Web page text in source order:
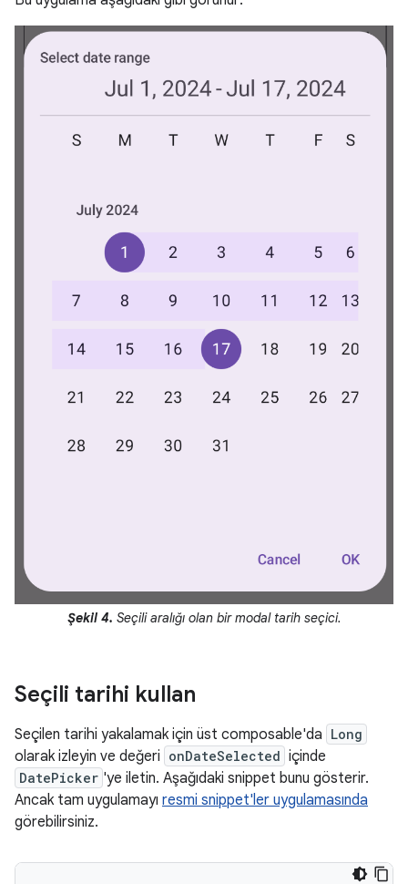
Şekil 4. Seçili aralığı olan bir modal tarih seçici.
Seçili tarihi kullan
Seçilen tarihi yakalamak için üst composable'da Long
olarak izleyin ve değeri onDateSelected içinde
DatePicker 'ye iletin. Aşağıdaki snippet bunu gösterir.
Ancak tam uygulamayı resmi snippet'ler uygulamasında
görebilirsiniz.